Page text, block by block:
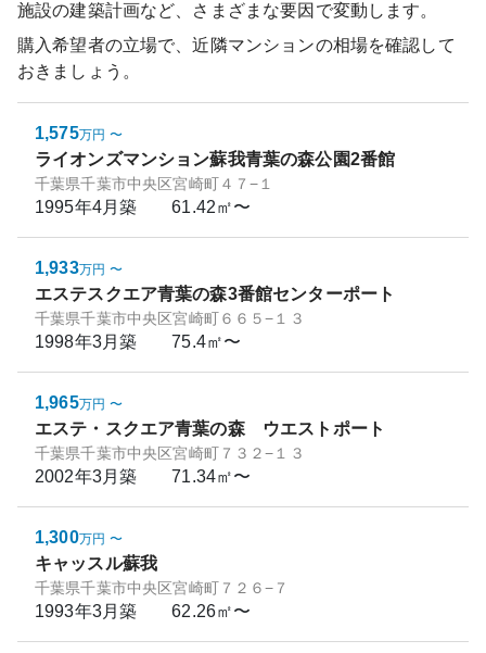
施設の建築計画など、さまざまな要因で変動します。
購入希望者の立場で、近隣マンションの相場を確認して
おきましょう。
1,575万円 〜
ライオンズマンション蘇我青葉の森公園2番館
千葉県千葉市中央区宮崎町４７−１
1995年4月築 61.42㎡〜
1,933万円 〜
エステスクエア青葉の森3番館センターポート
千葉県千葉市中央区宮崎町６６５−１３
1998年3月築 75.4㎡〜
1,965万円 〜
エステ・スクエア青葉の森 ウエストポート
千葉県千葉市中央区宮崎町７３２−１３
2002年3月築 71.34㎡〜
1,300万円 〜
キャッスル蘇我
千葉県千葉市中央区宮崎町７２６−７
1993年3月築 62.26㎡〜